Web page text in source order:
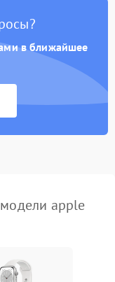
в ближайшее
apple